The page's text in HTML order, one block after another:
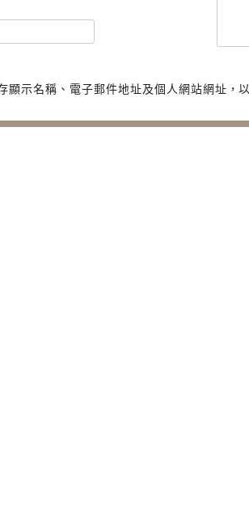
顯示名稱、電子郵件地址及個人網站網址，